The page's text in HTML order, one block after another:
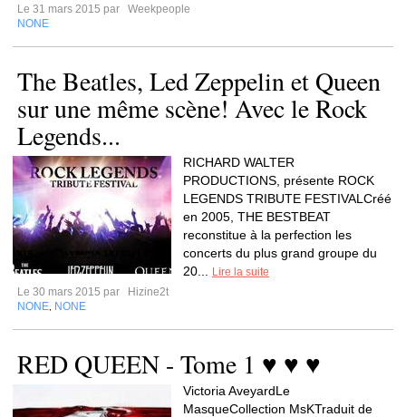
Le 31 mars 2015 par
Weekpeople
NONE
The Beatles, Led Zeppelin et Queen
sur une même scène! Avec le Rock
Legends...
RICHARD WALTER
PRODUCTIONS, présente ROCK
LEGENDS TRIBUTE FESTIVALCréé
en 2005, THE BESTBEAT
reconstitue à la perfection les
concerts du plus grand groupe du
20...
Lire la suite
Le 30 mars 2015 par
Hizine2t
NONE NONE
RED QUEEN - Tome 1 ♥ ♥ ♥
Victoria AveyardLe
MasqueCollection MsKTraduit de